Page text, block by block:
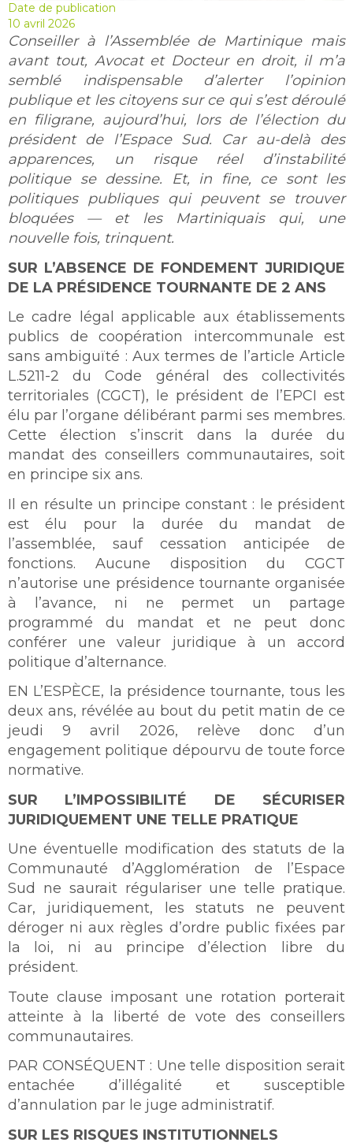
Date de publication
10 avril 2026
Conseiller à l’Assemblée de Martinique mais
avant tout, Avocat et Docteur en droit, il m’a
semblé indispensable d’alerter l’opinion
publique et les citoyens sur ce qui s’est déroulé
en filigrane, aujourd’hui, lors de l’élection du
président de l’Espace Sud. Car au-delà des
apparences, un risque réel d’instabilité
politique se dessine. Et, in fine, ce sont les
politiques publiques qui peuvent se trouver
bloquées — et les Martiniquais qui, une
nouvelle fois, trinquent.
SUR L’ABSENCE DE FONDEMENT JURIDIQUE
DE LA PRÉSIDENCE TOURNANTE DE 2 ANS
Le cadre légal applicable aux établissements
publics de coopération intercommunale est
sans ambiguïté : Aux termes de l’article Article
L.5211-2 du Code général des collectivités
territoriales (CGCT), le président de l’EPCI est
élu par l’organe délibérant parmi ses membres.
Cette élection s’inscrit dans la durée du
mandat des conseillers communautaires, soit
en principe six ans.
Il en résulte un principe constant : le président
est élu pour la durée du mandat de
l’assemblée, sauf cessation anticipée de
fonctions. Aucune disposition du CGCT
n’autorise une présidence tournante organisée
à l’avance, ni ne permet un partage
programmé du mandat et ne peut donc
conférer une valeur juridique à un accord
politique d’alternance.
EN L’ESPÈCE, la présidence tournante, tous les
deux ans, révélée au bout du petit matin de ce
jeudi 9 avril 2026, relève donc d’un
engagement politique dépourvu de toute force
normative.
SUR L’IMPOSSIBILITÉ DE SÉCURISER
JURIDIQUEMENT UNE TELLE PRATIQUE
Une éventuelle modification des statuts de la
Communauté d’Agglomération de l’Espace
Sud ne saurait régulariser une telle pratique.
Car, juridiquement, les statuts ne peuvent
déroger ni aux règles d’ordre public fixées par
la loi, ni au principe d’élection libre du
président.
Toute clause imposant une rotation porterait
atteinte à la liberté de vote des conseillers
communautaires.
PAR CONSÉQUENT : Une telle disposition serait
entachée d’illégalité et susceptible
d’annulation par le juge administratif.
SUR LES RISQUES INSTITUTIONNELS